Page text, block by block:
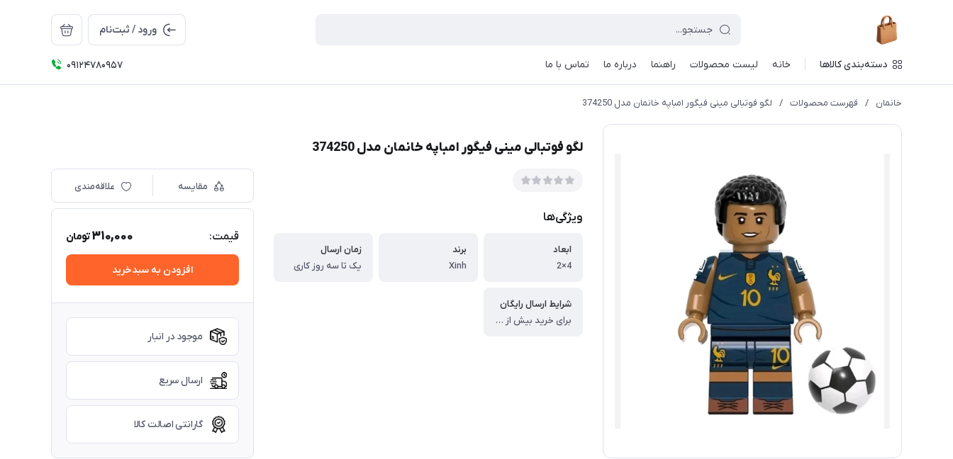
ورود / ثبت‌نام
دسته‌بندی کالاها خانه لیست محصولات راهنما درباره ما تماس با ما 09124780957
خانمان / فهرست محصولات / لگو فوتبالی مینی فیگور امباپه خانمان مدل 374250
لگو فوتبالی مینی فیگور امباپه خانمان مدل 374250
ویژگی‌ها
ابعاد
4×2
برند
Xinh
زمان ارسال
یک تا سه روز کاری
شرایط ارسال رایگان
برای خرید بیش از سه میلیون برای تهران
مقایسه علاقه‌مندی
قیمت: 310,000تومان
افزودن به سبدخرید
موجود در انبار
ارسال سریع
گارانتی اصالت کالا